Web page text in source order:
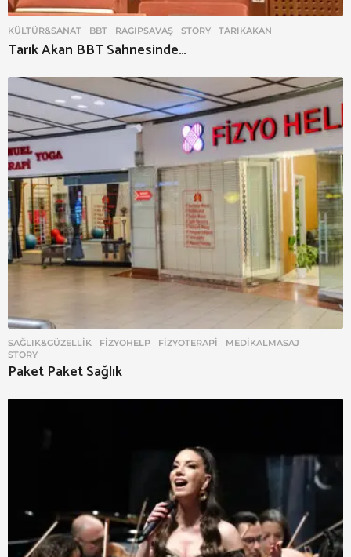
KÜLTÜR&SANAT BBT ,RAGIPSAVAŞ ,STORY ,TARIKAKAN
Tarık Akan BBT Sahnesinde…
SAĞLIK&GÜZELLIK FIZYOHELP ,FIZYOTERAPI ,MEDIKALMASAJ
STORY
Paket Paket Sağlık